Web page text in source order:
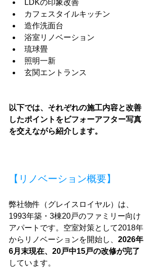
LDKの印象改善
カフェスタイルキッチン
造作洗面台
浴室リノベーション
琉球畳
照明一新
玄関エントランス
以下では、それぞれの施工内容と改善
したポイントをビフォーアフター写真
を交えながら紹介します。
【リノベーション概要】
弊社物件（グレイスロイヤル）は、
1993年築・3棟20戸のファミリー向け
アパートです。空室対策として2018年
からリノベーションを開始し、 2026年
6月末現在、20戸中15戸の改修が完了
しています。